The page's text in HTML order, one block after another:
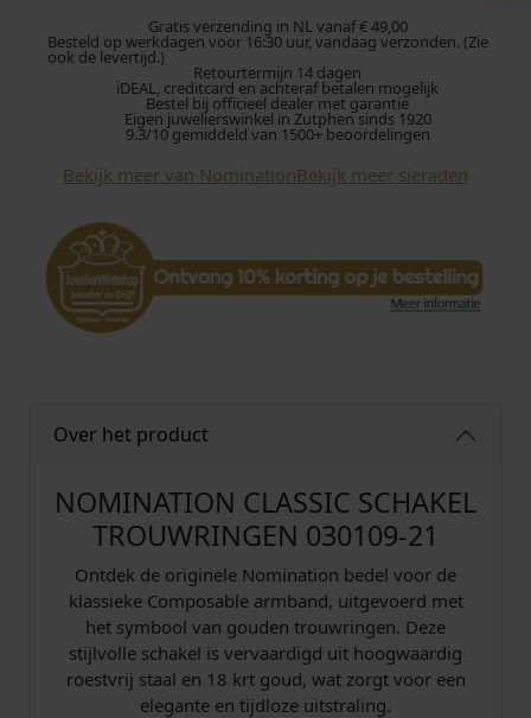
a
t
o
n
c
k
e
0
/
2
1
T
r
o
u
w
r
Gratis verzending in NL vanaf € 49,00
Besteld op werkdagen voor 16:30 uur, vandaag verzonden. (Zie
ook de levertijd.)
Retourtermijn 14 dagen
iDEAL, creditcard en achteraf betalen mogelijk
Bestel bij officieel dealer met garantie
Eigen juwelierswinkel in Zutphen sinds 1920
9.3/10 gemiddeld van 1500+ beoordelingen
Bekijk meer van NominationBekijk meer sieraden
Over het product
NOMINATION CLASSIC SCHAKEL
TROUWRINGEN 030109-21
Ontdek de originele Nomination bedel voor de
klassieke Composable armband, uitgevoerd met
het symbool van gouden trouwringen. Deze
stijlvolle schakel is vervaardigd uit hoogwaardig
roestvrij staal en 18 krt goud, wat zorgt voor een
elegante en tijdloze uitstraling.